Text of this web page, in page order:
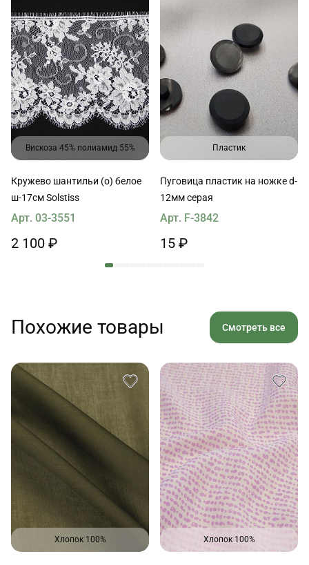
Вискоза 45% полиамид 55%
Кружево шантильи (о) белое
ш-17см Solstiss
Арт. 03-3551
2 100 ₽
Пластик
Пуговица пластик на ножке d-
12мм серая
Арт. F-3842
15 ₽
Похожие товары Смотреть все
Хлопок 100% Хлопок 100%